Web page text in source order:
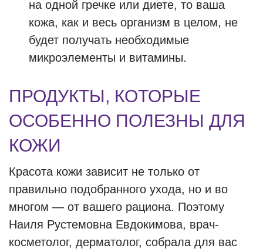
на одной гречке или диете, то ваша
кожа, как и весь организм в целом, не
будет получать необходимые
микроэлементы и витамины.
ПРОДУКТЫ, КОТОРЫЕ
ОСОБЕННО ПОЛЕЗНЫ ДЛЯ
КОЖИ
Красота кожи зависит не только от
правильно подобранного ухода, но и во
многом — от вашего рациона. Поэтому
Наиля Рустемовна Евдокимова, врач-
косметолог, дерматолог, собрала для вас